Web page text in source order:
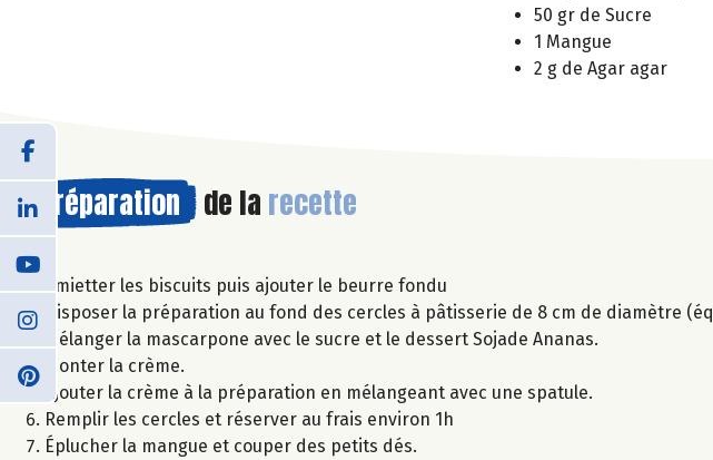
50 gr de Sucre
1 Mangue
2 g de Agar agar
Préparation de la recette
Émietter les biscuits puis ajouter le beurre fondu
Disposer la préparation au fond des cercles à pâtisserie de 8 cm de diamètre
Mélanger la mascarpone avec le sucre et le dessert Sojade Ananas.
Monter la crème.
Ajouter la crème à la préparation en mélangeant avec une spatule.
Remplir les cercles et réserver au frais environ 1h
Éplucher la mangue et couper des petits dés.